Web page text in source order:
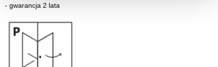
- gwarancja 2 lata